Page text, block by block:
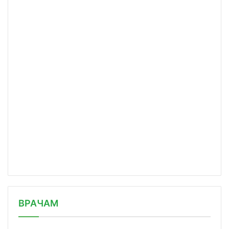
ВРАЧАМ